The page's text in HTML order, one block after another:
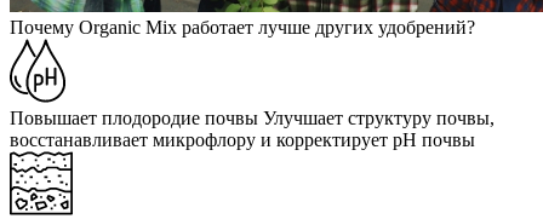
Почему Organic Mix работает лучше других удобрений?
Повышает плодородие почвы Улучшает структуру почвы,
восстанавливает микрофлору и корректирует pH почвы